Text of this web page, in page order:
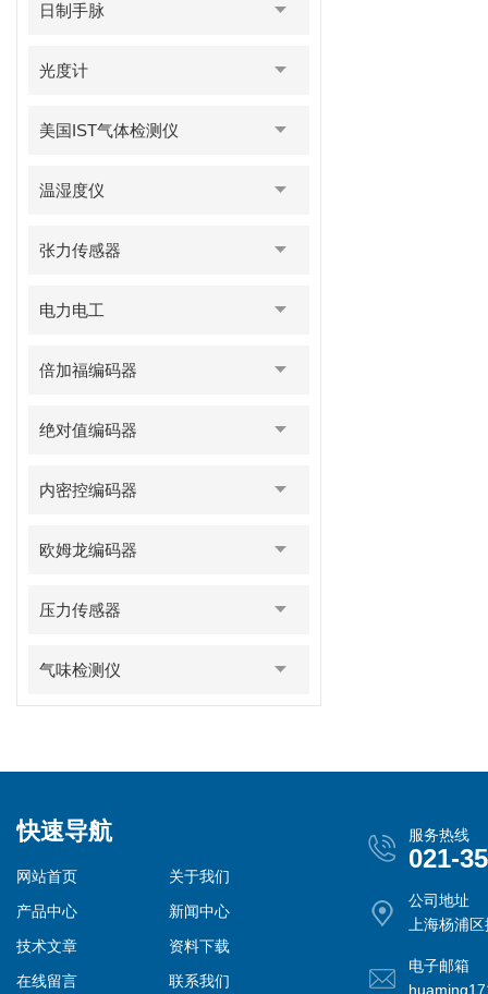
日制手脉
光度计
美国IST气体检测仪
温湿度仪
张力传感器
电力电工
倍加福编码器
绝对值编码器
内密控编码器
欧姆龙编码器
压力传感器
气味检测仪
快速导航
网站首页
关于我们
产品中心
新闻中心
技术文章
资料下载
在线留言
联系我们
服务热线
021-
公司地址
上海杨浦
电子邮箱